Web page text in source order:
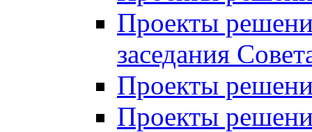
Проекты
заседания
Проекты
Проекты